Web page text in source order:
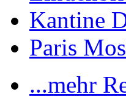
Kantine
Paris
...mehr